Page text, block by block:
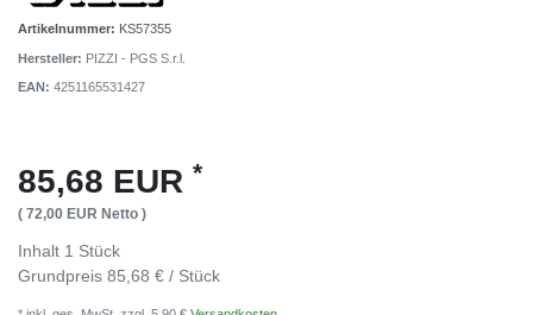
Artikelnummer: KS57355
Hersteller: PIZZI - PGS S.r.l.
EAN: 4251165531427
85,68 EUR *
( 72,00 EUR Netto )
Inhalt 1 Stück
Grundpreis 85,68 € / Stück